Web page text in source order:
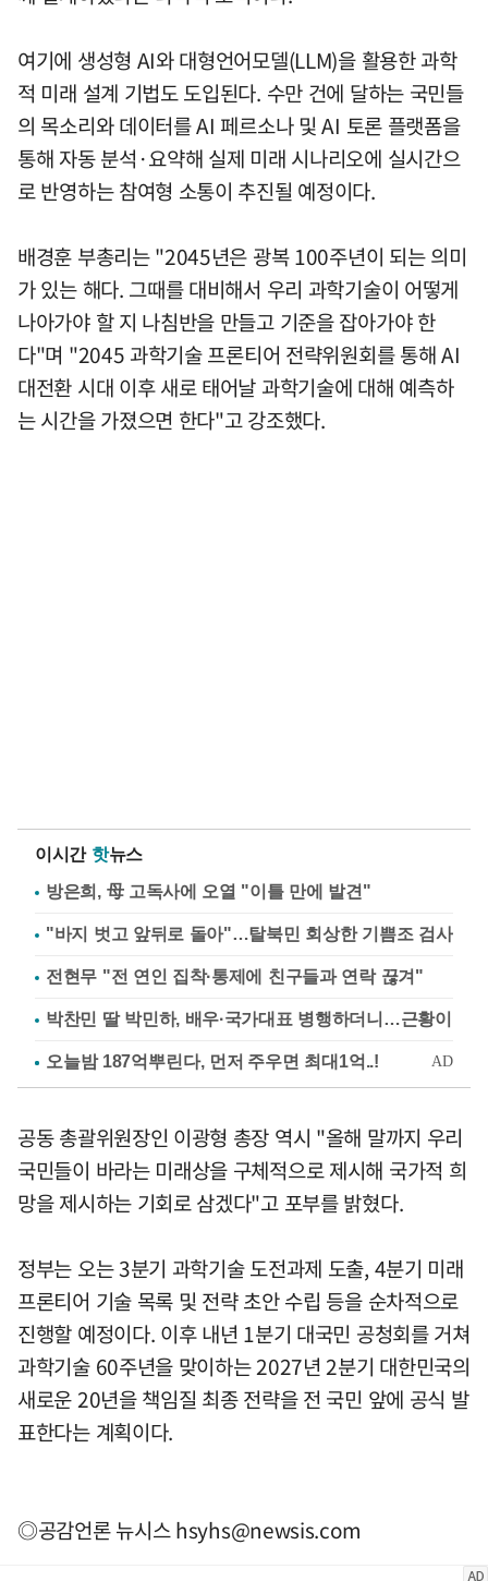
여기에 생성형 AI와 대형언어모델(LLM)을 활용한 과학
적 미래 설계 기법도 도입된다. 수만 건에 달하는 국민들
의 목소리와 데이터를 AI 페르소나 및 AI 토론 플랫폼을
통해 자동 분석·요약해 실제 미래 시나리오에 실시간으
로 반영하는 참여형 소통이 추진될 예정이다.
배경훈 부총리는 "2045년은 광복 100주년이 되는 의미
가 있는 해다. 그때를 대비해서 우리 과학기술이 어떻게
나아가야 할 지 나침반을 만들고 기준을 잡아가야 한
다"며 "2045 과학기술 프론티어 전략위원회를 통해 AI
대전환 시대 이후 새로 태어날 과학기술에 대해 예측하
는 시간을 가졌으면 한다"고 강조했다.
이시간 핫뉴스
방은희, 母 고독사에 오열 "이틀 만에 발견"
"바지 벗고 앞뒤로 돌아"…탈북민 회상한 기쁨조 검사
전현무 "전 연인 집착·통제에 친구들과 연락 끊겨"
박찬민 딸 박민하, 배우·국가대표 병행하더니…근황이
공동 총괄위원장인 이광형 총장 역시 "올해 말까지 우리
국민들이 바라는 미래상을 구체적으로 제시해 국가적 희
망을 제시하는 기회로 삼겠다"고 포부를 밝혔다.
정부는 오는 3분기 과학기술 도전과제 도출, 4분기 미래
프론티어 기술 목록 및 전략 초안 수립 등을 순차적으로
진행할 예정이다. 이후 내년 1분기 대국민 공청회를 거쳐
과학기술 60주년을 맞이하는 2027년 2분기 대한민국의
새로운 20년을 책임질 최종 전략을 전 국민 앞에 공식 발
표한다는 계획이다.
◎공감언론 뉴시스hsyhs@newsis.com